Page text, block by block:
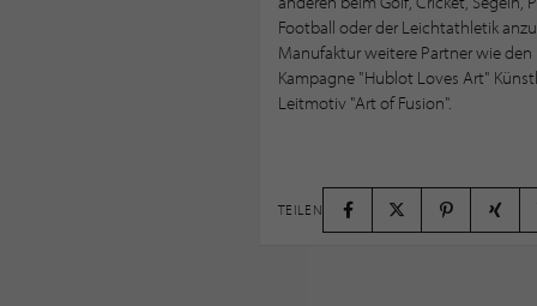
Football oder der Leichtathletik
Manufaktur weitere Partner wie
Kampagne "Hublot Loves Art"
Leitmotiv "Art of Fusion".
TEILEN